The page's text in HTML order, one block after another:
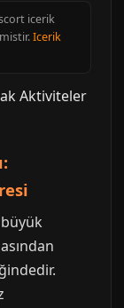
icerik
Icerik